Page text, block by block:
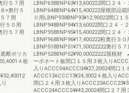
行５７用
×奥行５
７用
５０用
行５７用
断ポリカ
４枚
LBNP638BNP63¥13,600222間口２４
LBNP648BNP64¥15,400222屋根部品
０用LBNP938BNP93¥12,90022間口１
LBNP948BNP94¥13,60022間口２４・
LBNP958BNP95¥15,400222間口２４
LBNP968BNP96¥17,400222桁奥行５０
LBNP518BNP51¥71,50022222奥行５７
LBNP528BNP52¥90,00022222屋根材
ーボネート板間口１５用３枚入り
入りACCC04ACCC04¥27,20024間口１
ACCC13ACCC13¥24,3002４枚入り
間口２４用３枚入り
ACCC24ACCC24¥43,20024間口２７用